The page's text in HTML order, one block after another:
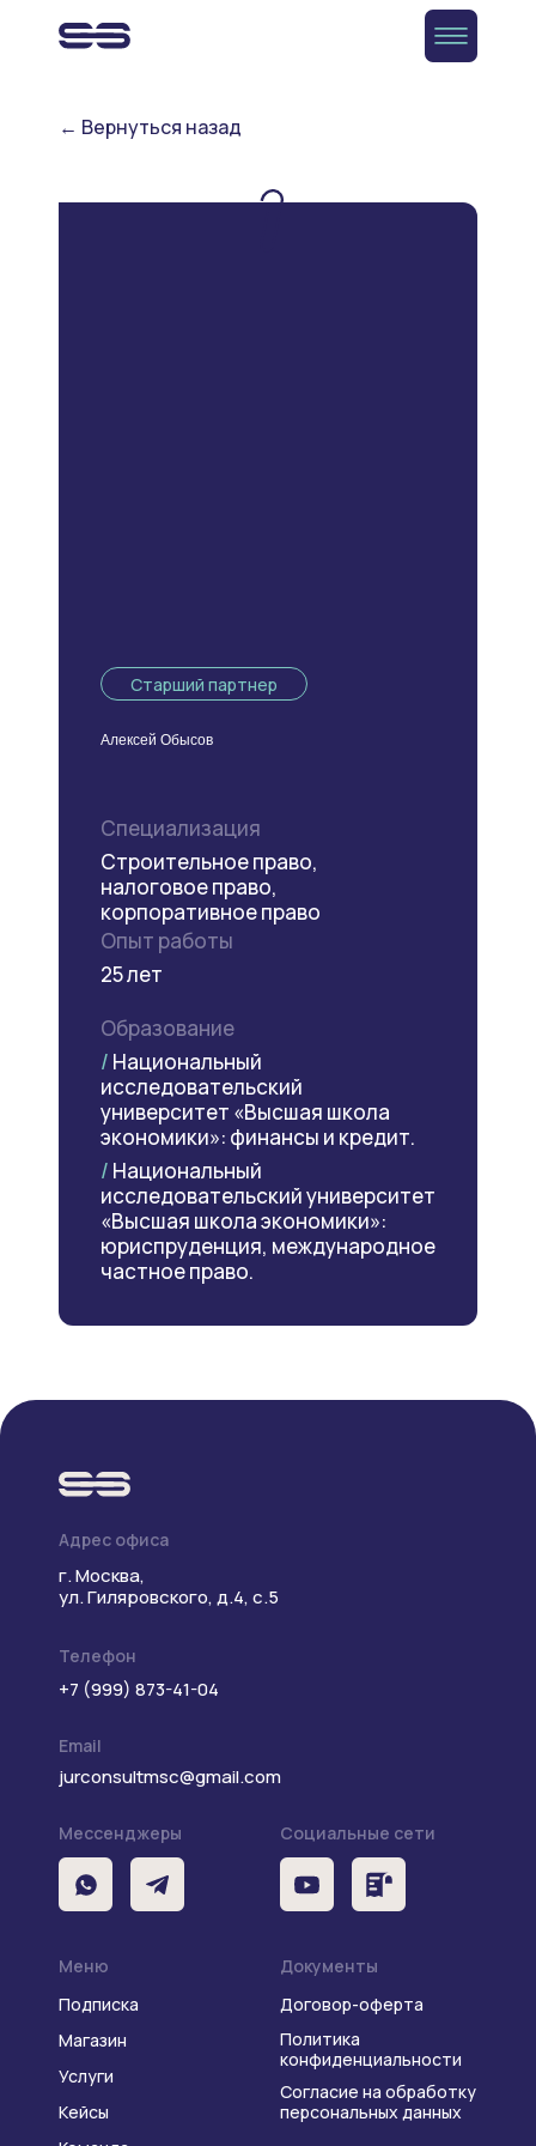
← Вернуться назад
Старший партнер
Специализация
Строительное право,
налоговое право,
корпоративное право
Опыт работы
25 лет
Образование
/ Национальный
исследовательский
университет «Высшая школа
экономики»: финансы и кредит.
/ Национальный
исследовательский университет
«Высшая школа экономики»:
юриспруденция, международное
частное право.
Алексей Обысов
Кейсы
Услуги
Магазин
Подписка
Меню
Согласие на обработку
персональных данных
Политика
конфиденциальности
Договор-оферта
Документы
Мессенджеры
jurconsultmsc@gmail.com
Email
+7 (999) 873-41-04
Телефон
г. Москва,
ул. Гиляровского, д.4, с.5
Адрес офиса
Социальные сети